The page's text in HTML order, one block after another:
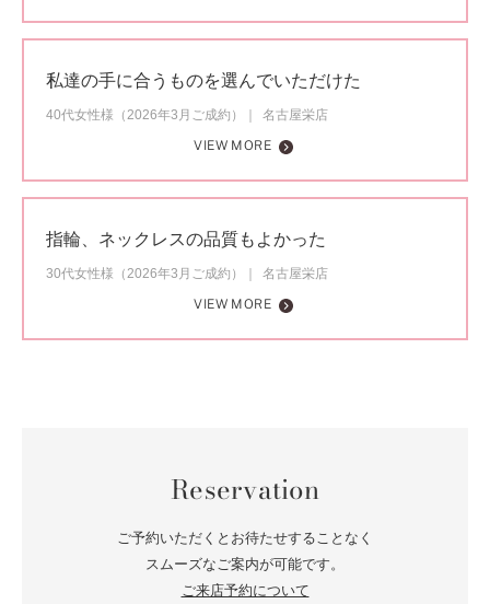
私達の手に合うものを選んでいただけた
40代女性様（2026年3月ご成約）
名古屋栄店
VIEW MORE
指輪、ネックレスの品質もよかった
30代女性様（2026年3月ご成約）
名古屋栄店
VIEW MORE
Reservation
ご予約いただくとお待たせすることなく
スムーズなご案内が可能です。
ご来店予約について